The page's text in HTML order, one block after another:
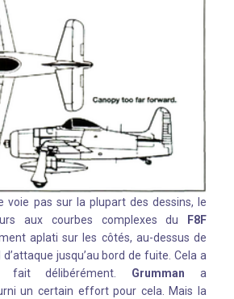
voie pas sur la plupart des dessins, le
aux courbes complexes du
F8F
aplati sur les côtés, au-dessus de
d’attaque jusqu’au bord de fuite. Cela a
fait délibérément. Grumman a
un certain effort pour cela. Mais la